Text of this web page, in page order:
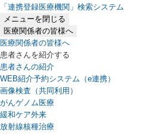
「連携登録医療機関」検索システム
（新しいタブで開きます）
メニューを閉じる
医療関係者の皆様へ
医療関係者の皆様へ
患者さんを紹介する
患者さんの紹介
WEB紹介予約システム（e連携）
（新しいタブで開きます）
画像検査（共同利用）
がんゲノム医療
緩和ケア外来
放射線核種治療